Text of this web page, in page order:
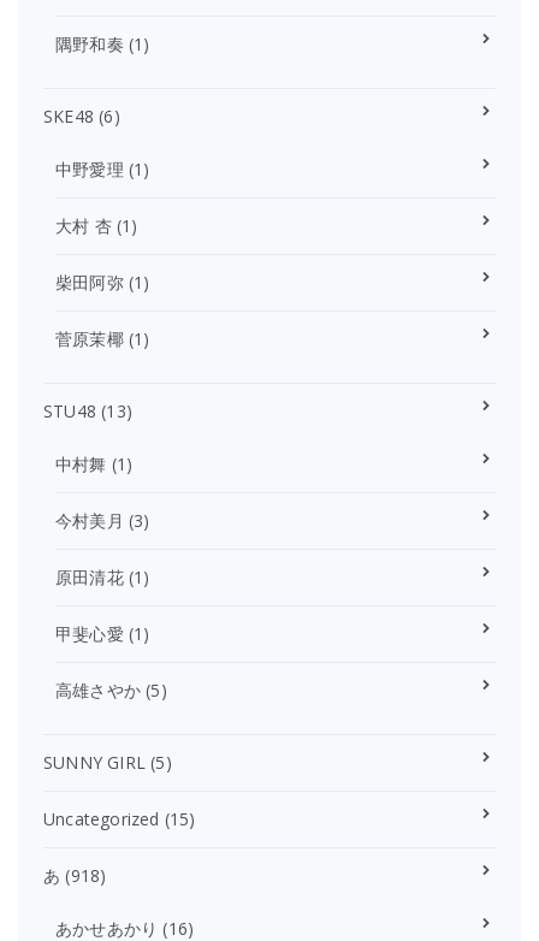
隅野和奏 (1)
SKE48 (6)
中野愛理 (1)
大村 杏(1)
柴田阿弥(1)
菅原茉椰(1)
STU48 (13)
中村舞 (1)
今村美月 (3)
原田清花(1)
甲斐心愛 (1)
高雄さやか (5)
SUNNY GIRL (5)
Uncategorized (15)
あ (918)
あかせあかり (16)